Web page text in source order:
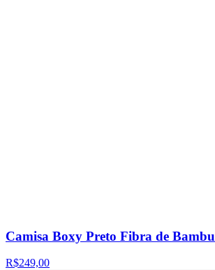
Camisa Boxy Preto Fibra de Bambu
R$249,00